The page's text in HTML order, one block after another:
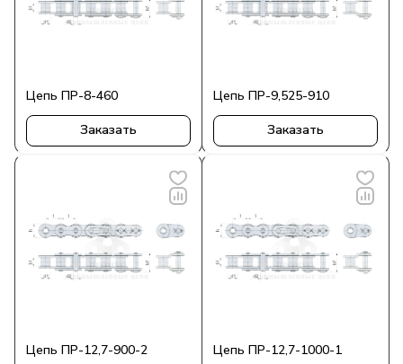
Цепь ПР-8-460
Заказать
Цепь ПР-9,525-910
Заказать
Цепь ПР-12,7-900-2 Цепь ПР-12,7-1000-1